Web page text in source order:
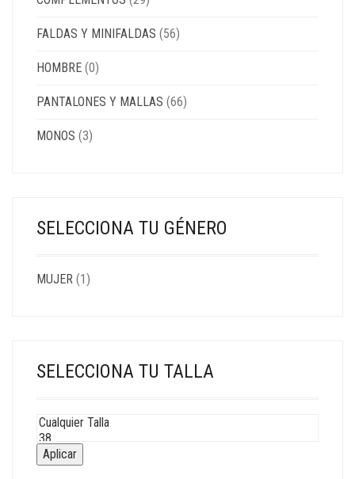
FALDAS Y MINIFALDAS (56)
HOMBRE (0)
PANTALONES Y MALLAS (66)
MONOS (3)
SELECCIONA TU GÉNERO
MUJER (1)
SELECCIONA TU TALLA
Aplicar